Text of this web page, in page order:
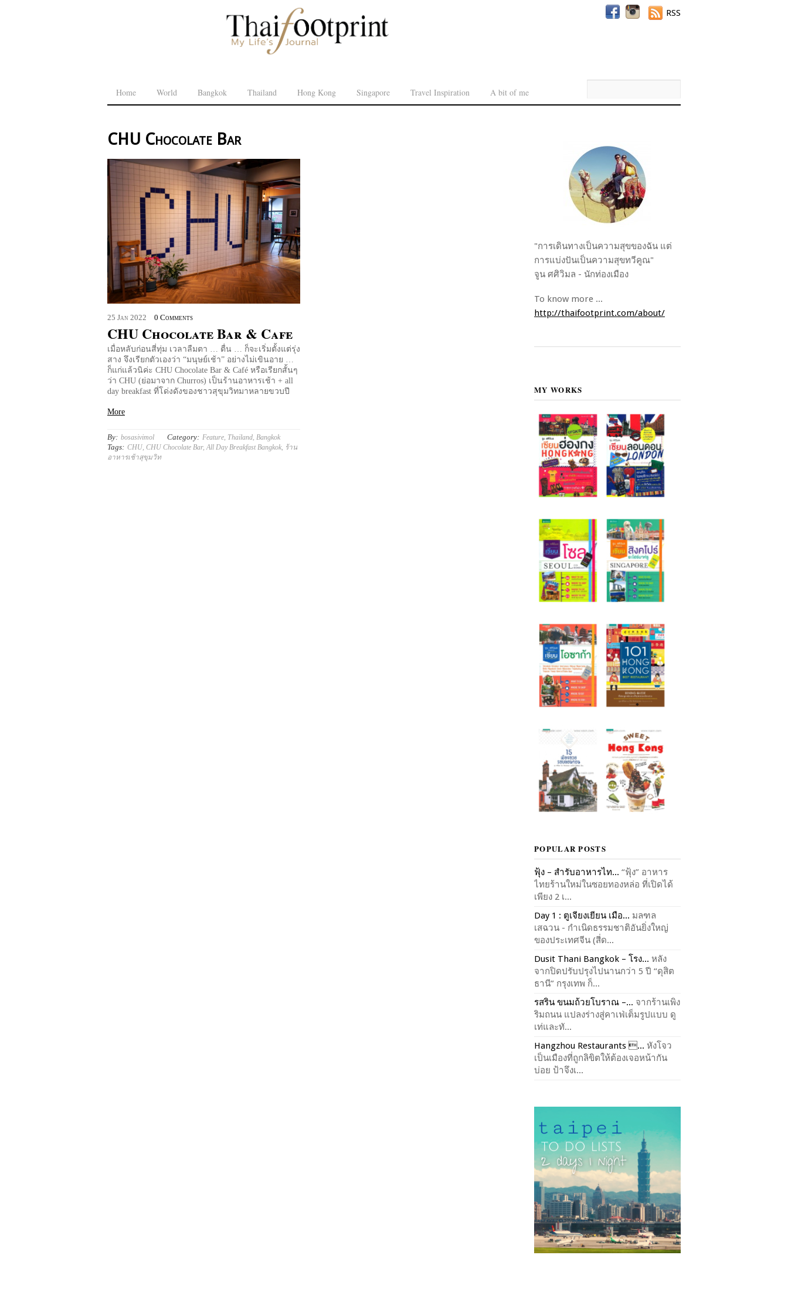
Home World Bangkok Thailand Hong Kong Singapore Travel Inspiration A bit of me
RSS
CHU Chocolate Bar
25 Jan 2022 0 Comments
CHU Chocolate Bar & Cafe
เมื่อหลับก่อนสี่ทุ่ม เวลาลืมตา … ตื่น … ก็จะเริ่มตั้งแต่รุ่ง
สาง จึงเรียกตัวเองว่า “มนุษย์เช้า” อย่างไม่เขินอาย …
ก็แก่แล้วนิค่ะ CHU Chocolate Bar & Café หรือเรียกสั้นๆ
ว่า CHU (ย่อมาจาก Churros) เป็นร้านอาหารเช้า + all
day breakfast ที่โด่งดังของชาวสุขุมวิทมาหลายขวบปี
More
By: bosasivimol Category: Feature Thailand Bangkok
Tags: CHU CHU Chocolate Bar, All Day Breakfast Bangkok ร้าน
อาหารเช้าสุขุมวิท
"การเดินทางเป็นความสุขของฉัน แต่
การแบ่งปันเป็นความสุขทวีคูณ"
จูน ศศิวิมล - นักท่องเมือง
To know more ...
http://thaifootprint.com/about/
MY WORKS
POPULAR POSTS
ฟุ้ง – สำรับอาหารไท... “ฟุ้ง” อาหาร
ไทยร้านใหม่ในซอยทองหล่อ ที่เปิดได้
เพียง 2 เ...
Day 1 : ตูเจียงเยียน เมือ... มลฑล
เสฉวน - กำเนิดธรรมชาติอันยิ่งใหญ่
ของประเทศจีน (สี่ด...
Dusit Thani Bangkok – โรง... หลัง
จากปิดปรับปรุงไปนานกว่า 5 ปี “ดุสิต
ธานี” กรุงเทพ ก็...
รสริน ขนมถ้วยโบราณ –... จากร้านเพิง
ริมถนน แปลงร่างสู่คาเฟ่เต็มรูปแบบ ดู
เท่และทั...
Hangzhou Restaurants ... หังโจว
เป็นเมืองที่ถูกลิขิตให้ต้องเจอหน้ากัน
บ่อย ป้าจึงเ...